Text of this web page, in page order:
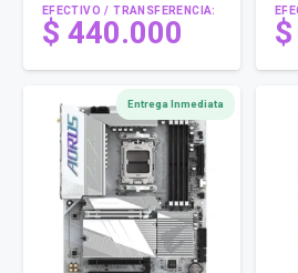
EFECTIVO / TRANSFERENCIA:
$440.000 $
Entrega Inmediata